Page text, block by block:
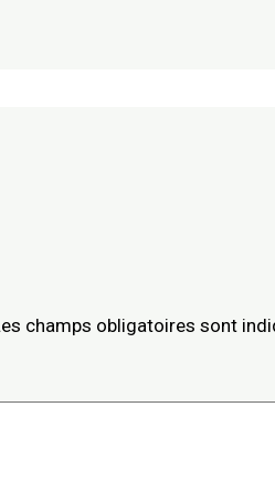
champs obligatoires sont